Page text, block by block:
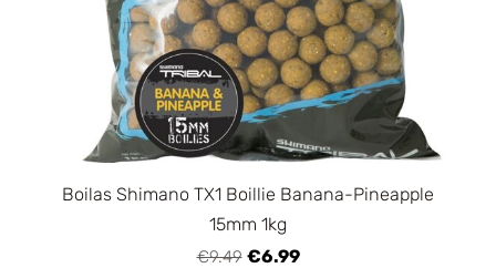
Boilas Shimano TX1 Boillie Banana-Pineapple
15mm 1kg
€9.49 €6.99